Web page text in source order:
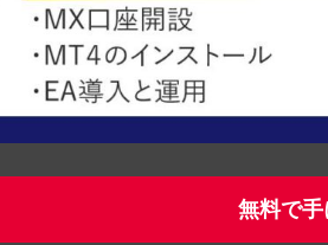
無料で